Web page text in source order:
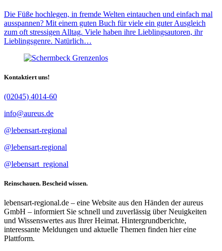
Die Füße hochlegen, in fremde Welten eintauchen und einfach mal
ausspannen? Mit einem guten Buch für viele ein guter Ausgleich
zum oft stressigen Alltag. Viele haben ihre Lieblingsautoren, ihr
Lieblingsgenre. Natürlich…
Kontaktiert uns!
(02045) 4014-60
info@aureus.de
@lebensart-regional
@lebensart-regional
@lebensart_regional
Reinschauen. Bescheid wissen.
lebensart-regional.de – eine Website aus den Händen der aureus
GmbH – informiert Sie schnell und zuverlässig über Neuigkeiten
und Wissenswertes aus Ihrer Heimat. Hintergrundberichte,
interessante Meldungen und aktuelle Themen finden hier eine
Plattform.